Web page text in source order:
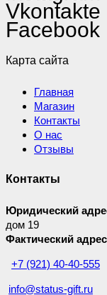
Vkontakte
Facebook
Карта сайта
Главная
Магазин
Контакты
О нас
Отзывы
Контакты
Юридический
дом 19
Фактический
+7 (921) 40-40-555
info@status-gift.ru